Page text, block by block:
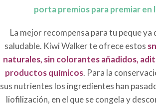
porta premios para premiar en
La mejor recompensa para tu peque ya
saludable. Kiwi Walker te ofrece estos
naturales, sin colorantes añadidos,
productos químicos. Para la
sus nutrientes los ingredientes han
liofilización, en el que se congela y